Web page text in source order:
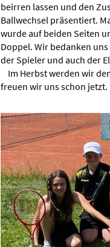
beirren lassen und den
Ballwechsel präsentiert.
wurde auf beiden Seiten
Doppel. Wir bedanken
der Spieler und auch der
Im Herbst werden wir
freuen wir uns schon jetzt.